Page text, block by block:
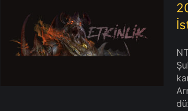
[Canlı Yayın] 6 Şubat 2020 –
Kim Holy Armor İster?